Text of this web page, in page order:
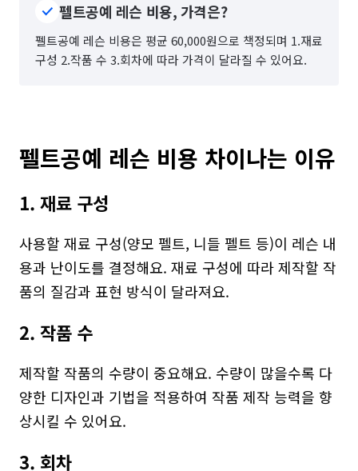
펠트공예 레슨 비용, 가격은?
펠트공예 레슨 비용은 평균 60,000원으로 책정되며 1.재료
구성 2.작품 수 3.회차에 따라 가격이 달라질 수 있어요.
펠트공예 레슨 비용 차이나는 이유
1. 재료 구성
사용할 재료 구성(양모 펠트, 니들 펠트 등)이 레슨 내
용과 난이도를 결정해요. 재료 구성에 따라 제작할 작
품의 질감과 표현 방식이 달라져요.
2. 작품 수
제작할 작품의 수량이 중요해요. 수량이 많을수록 다
양한 디자인과 기법을 적용하여 작품 제작 능력을 향
상시킬 수 있어요.
3. 회차